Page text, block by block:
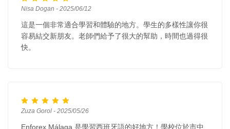
Nisa Dogan - 2025/06/12
這是一個非常適合學習和體驗的地方。學生的多樣性讓你很
容易結交新朋友。老師們給予了很大的幫助，時間也過得很
快。
Zuza Gorol - 2025/05/26
Enforex Málaga 是學習西班牙語的好地方！學校位於市中